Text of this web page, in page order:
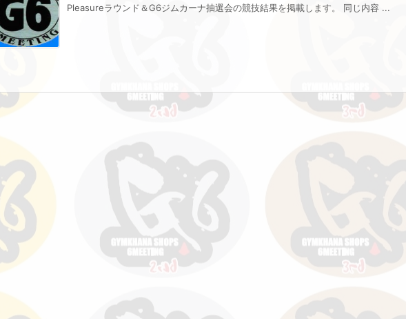
Pleasureラウンド＆G6ジムカーナ抽選会の競技結果を掲載します。 同じ内容 ...